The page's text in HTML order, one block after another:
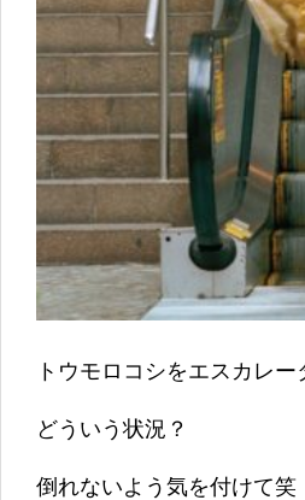
トウモロコシをエスカレ
どういう状況？
倒れないよう気を付けて笑